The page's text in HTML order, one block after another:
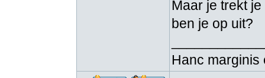
Maar je trekt
ben je op uit?
Hanc marginis